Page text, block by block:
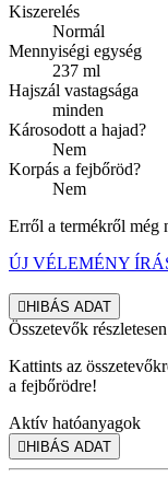
Kiszerelés
Normál
Mennyiségi egység
237 ml
Hajszál vastagsága
minden
Károsodott a hajad?
Nem
Korpás a fejbőröd?
Nem
Erről a termékről még
ÚJ VÉLEMÉNY
HIBÁS ADAT
Összetevők részletesen
Kattints az
a fejbőrödre!
Aktív hatóanyagok
HIBÁS ADAT